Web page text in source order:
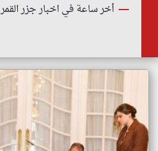
أخر ساعة في اخبار جزر القمر